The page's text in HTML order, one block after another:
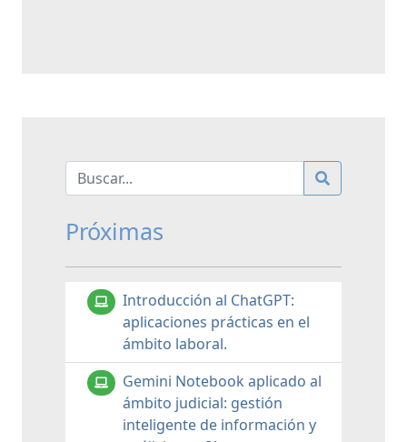
Próximas
Introducción al ChatGPT:
aplicaciones prácticas en el
ámbito laboral.
Gemini Notebook aplicado al
ámbito judicial: gestión
inteligente de información y